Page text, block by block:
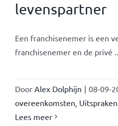
levenspartner
Een franchisenemer is een
franchisenemer en de privé
Door Alex Dolphijn | 08-09-
overeenkomsten,
Lees meer